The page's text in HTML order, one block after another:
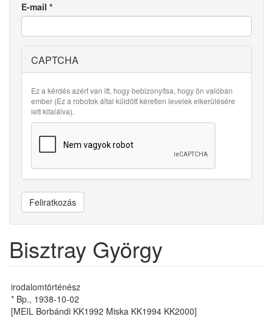
E-mail *
CAPTCHA
Ez a kérdés azért van itt, hogy bebizonyítsa, hogy ön valóban
ember (Ez a robotok által küldött kéretlen levelek elkerülésére
lett kitalálva).
Feliratkozás
Bisztray György
irodalomtörténész
* Bp., 1938-10-02
[MEIL Borbándi KK1992 Miska KK1994 KK2000]